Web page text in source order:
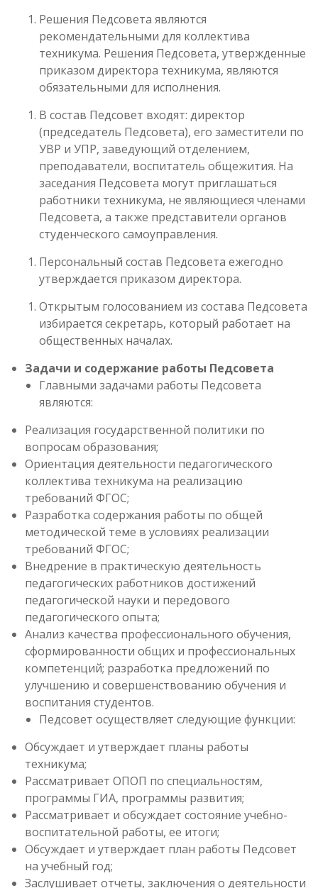
Решения Педсовета являются
рекомендательными для коллектива
техникума. Решения Педсовета, утвержденные
приказом директора техникума, являются
обязательными для исполнения.
В состав Педсовет входят: директор
(председатель Педсовета), его заместители по
УВР и УПР, заведующий отделением,
преподаватели, воспитатель общежития. На
заседания Педсовета могут приглашаться
работники техникума, не являющиеся членами
Педсовета, а также представители органов
студенческого самоуправления.
Персональный состав Педсовета ежегодно
утверждается приказом директора.
Открытым голосованием из состава Педсовета
избирается секретарь, который работает на
общественных началах.
Задачи и содержание работы Педсовета
Главными задачами работы Педсовета
являются:
Реализация государственной политики по
вопросам образования;
Ориентация деятельности педагогического
коллектива техникума на реализацию
требований ФГОС;
Разработка содержания работы по общей
методической теме в условиях реализации
требований ФГОС;
Внедрение в практическую деятельность
педагогических работников достижений
педагогической науки и передового
педагогического опыта;
Анализ качества профессионального обучения,
сформированности общих и профессиональных
компетенций; разработка предложений по
улучшению и совершенствованию обучения и
воспитания студентов.
Педсовет осуществляет следующие функции:
Обсуждает и утверждает планы работы
техникума;
Рассматривает ОПОП по специальностям,
программы ГИА, программы развития;
Рассматривает и обсуждает состояние учебно-
воспитательной работы, ее итоги;
Обсуждает и утверждает план работы Педсовет
на учебный год;
Заслушивает отчеты, заключения о деятельности